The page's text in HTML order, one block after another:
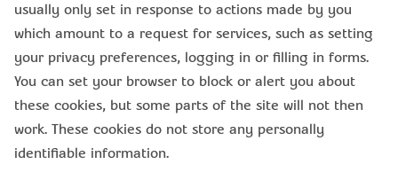
usually only set in response to actions made by you
which amount to a request for services, such as setting
your privacy preferences, logging in or filling in forms.
You can set your browser to block or alert you about
these cookies, but some parts of the site will not then
work. These cookies do not store any personally
identifiable information.